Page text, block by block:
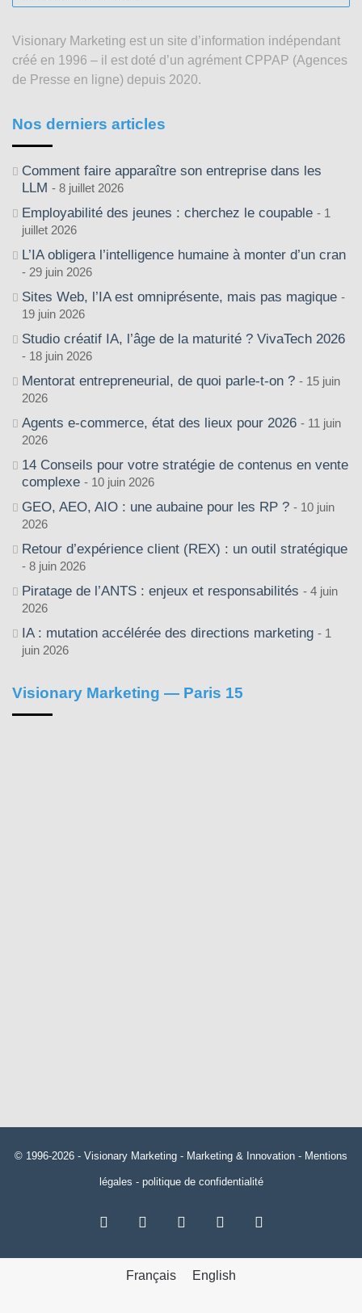
articles
2003
Visionary Marketing est un site d’information indépendant
créé en 1996 – il est doté d’un agrément CPPAP (Agences
de Presse en ligne) depuis 2020.
Nos derniers articles
Comment faire apparaître son entreprise dans les
LLM
8 juillet 2026
Employabilité des jeunes : cherchez le coupable
1
juillet 2026
L’IA obligera l’intelligence humaine à monter d’un cran
29 juin 2026
Sites Web, l’IA est omniprésente, mais pas magique
19 juin 2026
Studio créatif IA, l’âge de la maturité ? VivaTech 2026
18 juin 2026
Mentorat entrepreneurial, de quoi parle-t-on ?
15 juin
2026
Agents e-commerce, état des lieux pour 2026
11 juin
2026
14 Conseils pour votre stratégie de contenus en vente
complexe
10 juin 2026
GEO, AEO, AIO : une aubaine pour les RP ?
10 juin
2026
Retour d’expérience client (REX) : un outil stratégique
8 juin 2026
Piratage de l’ANTS : enjeux et responsabilités
4 juin
2026
IA : mutation accélérée des directions marketing
1
juin 2026
Visionary Marketing — Paris 15
© 1996-2026 - Visionary Marketing - Marketing & Innovation - Mentions
légales - politique de confidentialité
Facebook Linkedin
Français English